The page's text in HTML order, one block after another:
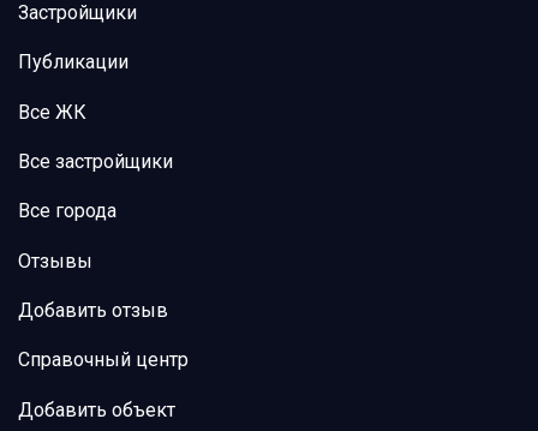
Застройщики
Публикации
Все ЖК
Все застройщики
Все города
Отзывы
Добавить отзыв
Справочный центр
Добавить объект